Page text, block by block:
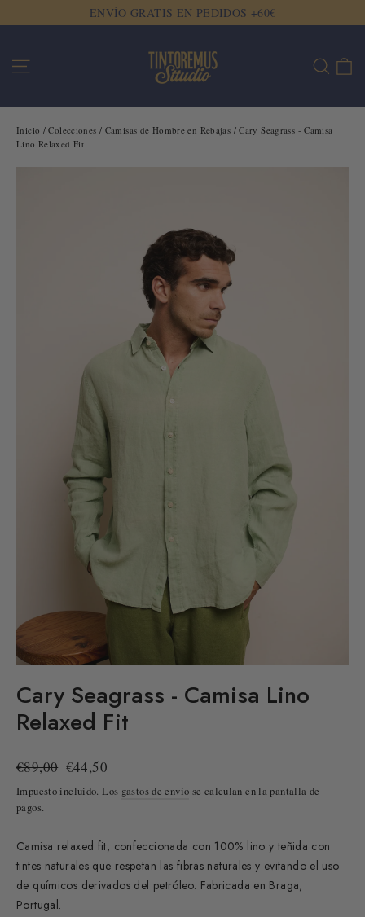
directamente
contenido
ENVÍO GRATIS EN PEDIDOS +60€
Buscar
Inicio / Colecciones / Camisas de Hombre en Rebajas /Cary Seagrass - Camisa
Lino Relaxed Fit
Cary Seagrass - Camisa Lino
Relaxed Fit
Precio
habitual
€89,00 Precio
de
€44,50
Impuesto incluido. Los gastos de envío se calculan en la pantalla de
pagos.
Camisa relaxed fit, confeccionada con 100% lino y teñida con
tintes naturales que respetan las fibras naturales y evitando el uso
de químicos derivados del petróleo. Fabricada en Braga,
Portugal.